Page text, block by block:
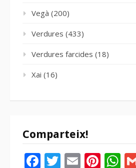
Vegà (200)
Verdures (433)
Verdures farcides (18)
Xai (16)
Comparteix!
Facebook
Twitter
Email